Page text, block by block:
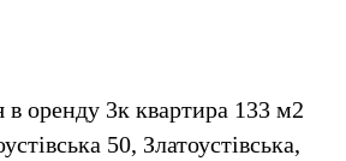
в оренду 3к квартира 133 м2
50, Златоустівська,